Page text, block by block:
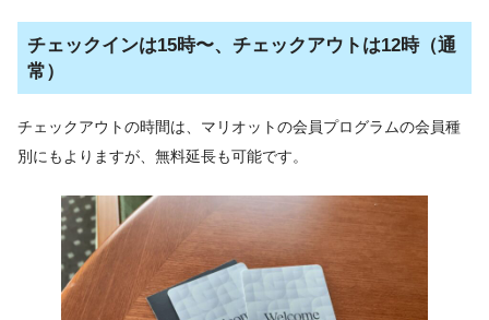
チェックインは15時〜、チェックアウトは12時（通
常）
チェックアウトの時間は、マリオットの会員プログラムの会員種
別にもよりますが、無料延長も可能です。